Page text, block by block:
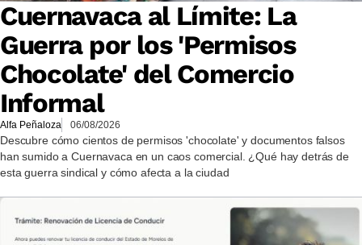
Cuernavaca al Límite: La
Guerra por los 'Permisos
Chocolate' del Comercio
Informal
Alfa Peñaloza 06/08/2026
Descubre cómo cientos de permisos 'chocolate' y documentos falsos
han sumido a Cuernavaca en un caos comercial. ¿Qué hay detrás de
esta guerra sindical y cómo afecta a la ciudad